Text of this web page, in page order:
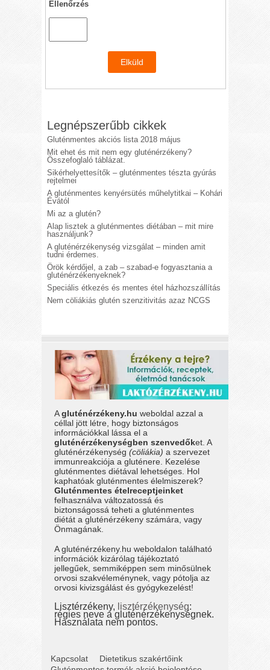
Ellenőrzés
Legnépszerűbb cikkek
Gluténmentes akciós lista 2018 május
Mit ehet és mit nem egy gluténérzékeny?
Összefoglaló táblázat.
Sikérhelyettesítők – gluténmentes tészta gyúrás
rejtelmei
A gluténmentes kenyérsütés műhelytitkai – Kohári
Évától
Mi az a glutén?
Alap lisztek a gluténmentes diétában – mit mire
használjunk?
A gluténérzékenység vizsgálat – minden amit
tudni érdemes.
Örök kérdőjel, a zab – szabad-e fogyasztania a
gluténérzékenyeknek?
Speciális étkezés és mentes étel házhozszállítás
Nem cöliákiás glutén szenzitivitás azaz NCGS
Agluténérzékeny.hu weboldal azzal a
céllal jött létre, hogy biztonságos
információkkal lássa el a
gluténérzékenységben szenvedőket. A
gluténérzékenység(cöliákia) a szervezet
immunreakciója a gluténere. Kezelése
gluténmentes diétával lehetséges. Hol
kaphatóak gluténmentes élelmiszerek?
Gluténmentes ételreceptjeinket
felhasználva változatossá és
biztonságossá teheti a gluténmentes
diétát a gluténérzékeny számára, vagy
Önmagának.
A gluténérzékeny.hu weboldalon található
információk kizárólag tájékoztató
jellegűek, semmiképpen sem minősülnek
orvosi szakvéleménynek, vagy pótolja az
orvosi kivizsgálást és gyógykezelést!
Lisztérzékeny, lisztérzékenység:
régies neve a gluténérzékenységnek.
Használata nem pontos.
Kapcsolat
Dietetikus szakértőink